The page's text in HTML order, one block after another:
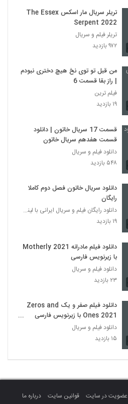
تریلر سریال مار اسکس The Essex
Serpent 2022
تریلر فیلم و سریال
۹۷۲ بازدید
من قبل تو توی نخ هیچ دختری نبودم
| راز بقا قسمت 6
فیلم ترین
۱۹ بازدید
قسمت 17 سریال خاتون | دانلود
قسمت هفدهم سریال خاتون
دانلود فیلم و سریال
۵۴۸ بازدید
دانلود سریال خاتون فصل دوم کاملا
رایگان
دانلود رایگان فیلم و سریال ایرانی با لینک مستقیم
۱۹ بازدید
دانلود فیلم مادرانه Motherly 2021
با زیرنویس فارسی
دانلود فیلم و سریال
۲۳ بازدید
دانلود فیلم صفر و یک Zeros and
Ones 2021 با زیرنویس فارسی
چسبیده
دانلود فیلم و سریال
۱۵ بازدید
عضویت در سایت قوانین سایت
درباره ما